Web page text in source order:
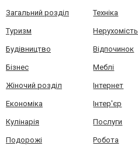
Загальний розділ Техніка
Туризм Нерухомість
Будівництво Відпочинок
Бізнес Меблі
Жіночий розділ Інтернет
Економіка Інтер'єр
Кулінарія Послуги
Подорожі Робота